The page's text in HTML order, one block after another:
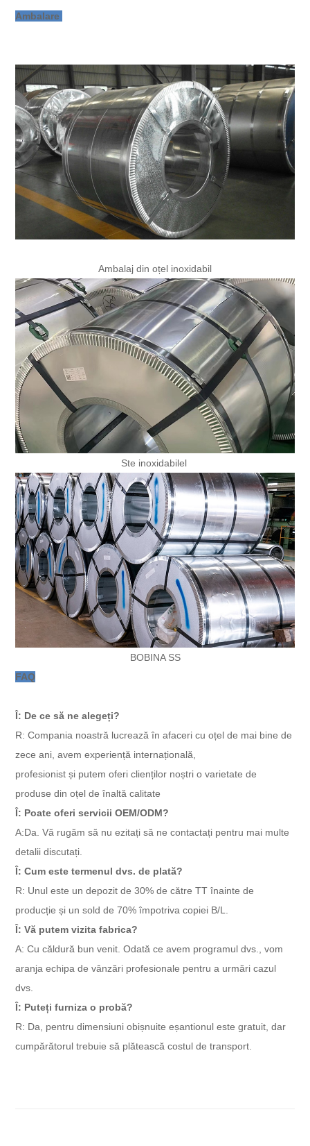
Ambalare
Ambalaj din oțel inoxidabil
Ste inoxidabilel
BOBINA SS
FAQ
Î: De ce să ne alegeți?
R: Compania noastră lucrează în afaceri cu oțel de mai bine de
zece ani, avem experiență internațională,
profesionist și putem oferi clienților noștri o varietate de
produse din oțel de înaltă calitate
Î: Poate oferi servicii OEM/ODM?
A:Da. Vă rugăm să nu ezitați să ne contactați pentru mai multe
detalii discutați.
Î: Cum este termenul dvs. de plată?
R: Unul este un depozit de 30% de către TT înainte de
producție și un sold de 70% împotriva copiei B/L.
Î: Vă putem vizita fabrica?
A: Cu căldură bun venit. Odată ce avem programul dvs., vom
aranja echipa de vânzări profesionale pentru a urmări cazul
dvs.
Î: Puteți furniza o probă?
R: Da, pentru dimensiuni obișnuite eșantionul este gratuit, dar
cumpărătorul trebuie să plătească costul de transport.